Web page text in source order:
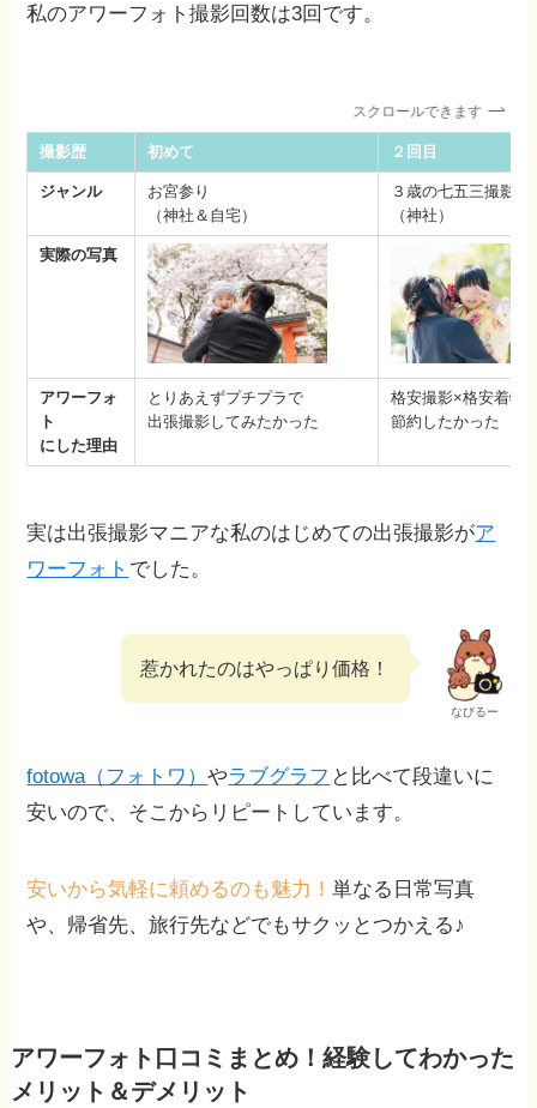
私のアワーフォト撮影回数は3回です。
スクロールできます
撮影歴 初めて ２回目
ジャンル
お宮参り
（神社＆自宅）
３歳の七五三撮影
（神社）
実際の写真
アワーフォ
ト
にした理由
とりあえずプチプラで
出張撮影してみたかった
格安撮影×格安着物
節約したかった
実は出張撮影マニアな私のはじめての出張撮影がア
ワーフォト でした。
なびるー
惹かれたのはやっぱり価格！
fotowa（フォトワ）やラブグラフ と比べて段違いに
安いので、そこからリピートしています。
安いから気軽に頼めるのも魅力！単なる日常写真
や、帰省先、旅行先などでもサクッとつかえる♪
アワーフォト口コミまとめ！経験してわかった
メリット＆デメリット